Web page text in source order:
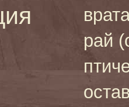
рай